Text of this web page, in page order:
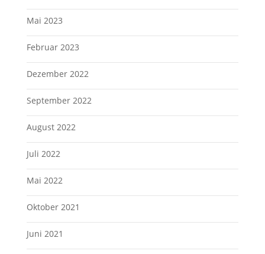
Mai 2023
Februar 2023
Dezember 2022
September 2022
August 2022
Juli 2022
Mai 2022
Oktober 2021
Juni 2021